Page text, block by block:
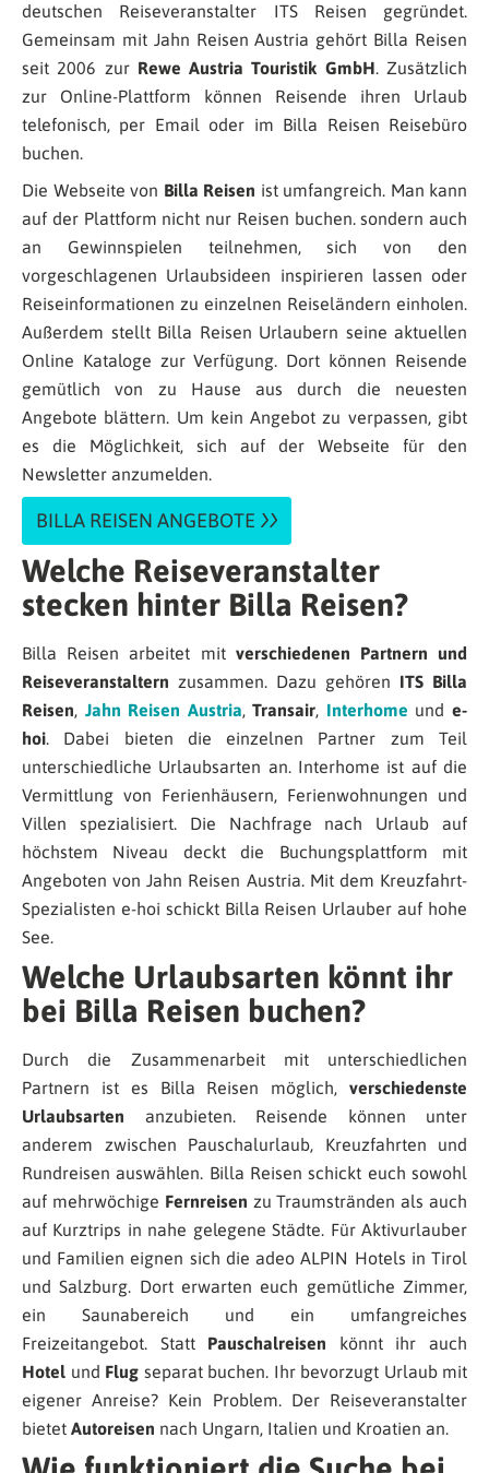
deutschen Reiseveranstalter ITS Reisen gegründet.
Gemeinsam mit Jahn Reisen Austria gehört Billa Reisen
seit 2006 zur Rewe Austria Touristik GmbH. Zusätzlich
zur Online-Plattform können Reisende ihren Urlaub
telefonisch, per Email oder im Billa Reisen Reisebüro
buchen.
Die Webseite von Billa Reisen ist umfangreich. Man kann
auf der Plattform nicht nur Reisen buchen. sondern auch
an Gewinnspielen teilnehmen, sich von den
vorgeschlagenen Urlaubsideen inspirieren lassen oder
Reiseinformationen zu einzelnen Reiseländern einholen.
Außerdem stellt Billa Reisen Urlaubern seine aktuellen
Online Kataloge zur Verfügung. Dort können Reisende
gemütlich von zu Hause aus durch die neuesten
Angebote blättern. Um kein Angebot zu verpassen, gibt
es die Möglichkeit, sich auf der Webseite für den
Newsletter anzumelden.
BILLA REISEN ANGEBOTE
Welche Reiseveranstalter
stecken hinter Billa Reisen?
Billa Reisen arbeitet mit verschiedenen Partnern und
Reiseveranstaltern zusammen. Dazu gehören ITS Billa
Reisen, Jahn Reisen Austria,Transair, Interhome unde-
hoi. Dabei bieten die einzelnen Partner zum Teil
unterschiedliche Urlaubsarten an. Interhome ist auf die
Vermittlung von Ferienhäusern, Ferienwohnungen und
Villen spezialisiert. Die Nachfrage nach Urlaub auf
höchstem Niveau deckt die Buchungsplattform mit
Angeboten von Jahn Reisen Austria. Mit dem Kreuzfahrt-
Spezialisten e-hoi schickt Billa Reisen Urlauber auf hohe
See.
Welche Urlaubsarten könnt ihr
bei Billa Reisen buchen?
Durch die Zusammenarbeit mit unterschiedlichen
Partnern ist es Billa Reisen möglich, verschiedenste
Urlaubsarten anzubieten. Reisende können unter
anderem zwischen Pauschalurlaub, Kreuzfahrten und
Rundreisen auswählen. Billa Reisen schickt euch sowohl
auf mehrwöchige Fernreisen zu Traumstränden als auch
auf Kurztrips in nahe gelegene Städte. Für Aktivurlauber
und Familien eignen sich die adeo ALPIN Hotels in Tirol
und Salzburg. Dort erwarten euch gemütliche Zimmer,
ein Saunabereich und ein umfangreiches
Freizeitangebot. Statt Pauschalreisen könnt ihr auch
Hotel und Flug separat buchen. Ihr bevorzugt Urlaub mit
eigener Anreise? Kein Problem. Der Reiseveranstalter
bietet Autoreisen nach Ungarn, Italien und Kroatien an.